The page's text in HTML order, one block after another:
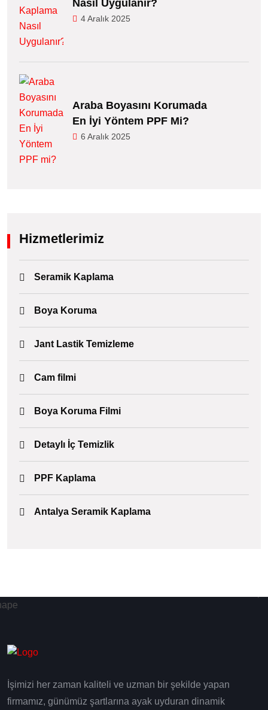
Nasıl Uygulanır?
4 Aralık 2025
Araba Boyasını Korumada
En İyi Yöntem PPF Mi?
6 Aralık 2025
Hizmetlerimiz
Seramik Kaplama
Boya Koruma
Jant Lastik Temizleme
Cam filmi
Boya Koruma Filmi
Detaylı İç Temizlik
PPF Kaplama
Antalya Seramik Kaplama
İşimizi her zaman kaliteli ve uzman bir şekilde yapan
firmamız, günümüz şartlarına ayak uyduran dinamik